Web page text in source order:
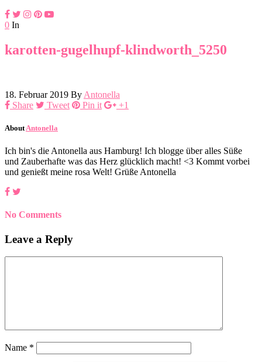
0 In
karotten-gugelhupf-klindworth_5250
18. Februar 2019 By Antonella
Share
Tweet Pin it +1
About Antonella
Ich bin's die Antonella aus Hamburg! Ich blogge über alles Süße
und Zauberhafte was das Herz glücklich macht! <3 Kommt vorbei
und genießt meine rosa Welt! Grüße Antonella
No Comments
Leave a Reply
Name *